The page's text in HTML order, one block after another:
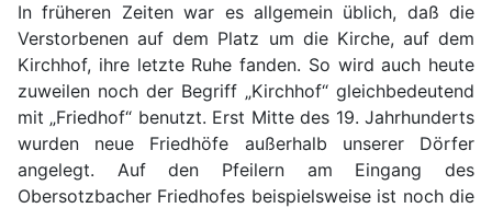
In früheren Zeiten war es allgemein üblich, daß die
Verstorbenen auf dem Platz um die Kirche, auf dem
Kirchhof, ihre letzte Ruhe fanden. So wird auch heute
zuweilen noch der Begriff „Kirchhof“ gleichbedeutend
mit „Friedhof“ benutzt. Erst Mitte des 19. Jahrhunderts
wurden neue Friedhöfe außerhalb unserer Dörfer
angelegt. Auf den Pfeilern am Eingang des
Obersotzbacher Friedhofes beispielsweise ist noch die